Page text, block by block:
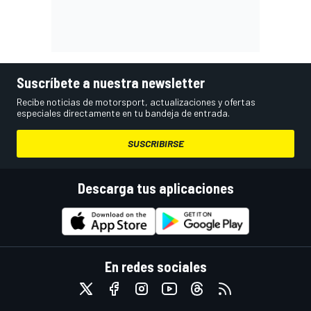
Suscríbete a nuestra newsletter
Recibe noticias de motorsport, actualizaciones y ofertas
especiales directamente en tu bandeja de entrada.
SUSCRIBIRSE
Descarga tus aplicaciones
En redes sociales